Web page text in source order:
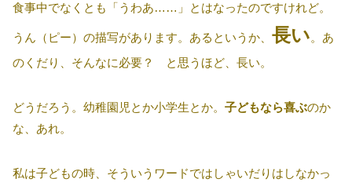
食事中でなくとも「うわあ……」とはなったのですけれど。
うん（ピー）の描写があります。あるというか、 長い。あ
のくだり、そんなに必要？ と思うほど、長い。
どうだろう。幼稚園児とか小学生とか。 子どもなら喜ぶのか
な、あれ。
私は子どもの時、そういうワードではしゃいだりはしなかっ